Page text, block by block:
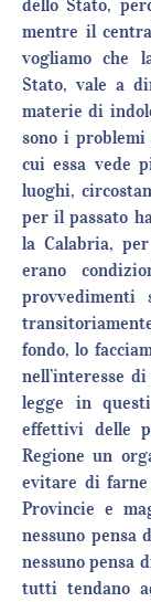
dello Stato,
mentre il
vogliamo che
Stato, vale a
materie di
sono i
cui essa vede
luoghi,
per il passato
la Calabria,
erano
fondo, lo
nell’interesse
legge in
effettivi delle
Regione un
evitare di
Provincie e
nessuno pensa
nessuno pensa
tutti tendano